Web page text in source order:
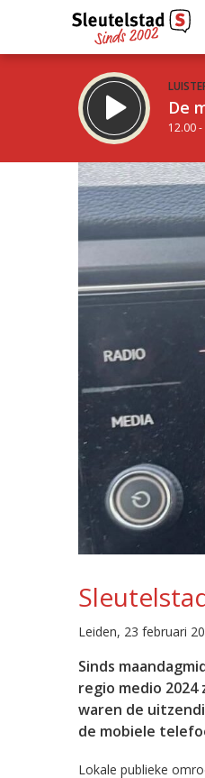
De
12.00
Leiden, 23 februari
Sinds
regio medio
waren de
de mobiele
Lokale publieke